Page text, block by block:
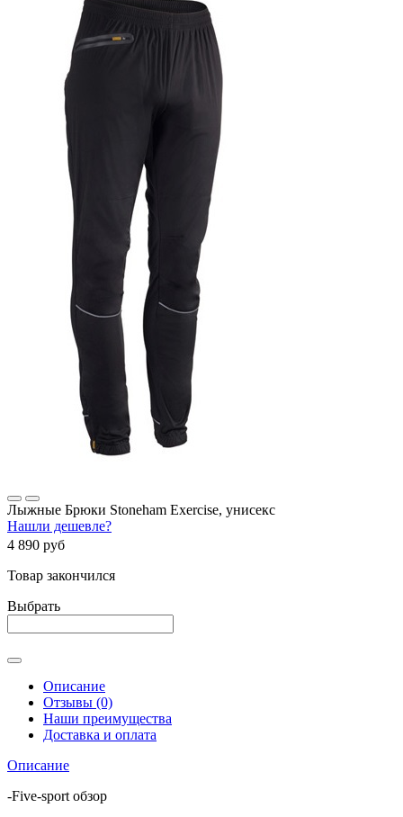
Лыжные Брюки Stoneham Exercise, унисекс
Нашли дешевле?
4 890 руб
Товар закончился
Выбрать
Описание
Отзывы (0)
Наши преимущества
Доставка и оплата
Описание
-Five-sport обзор